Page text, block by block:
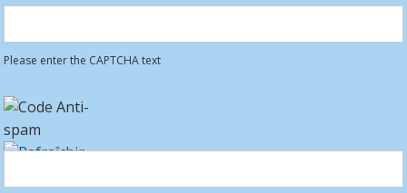
Please enter the CAPTCHA text